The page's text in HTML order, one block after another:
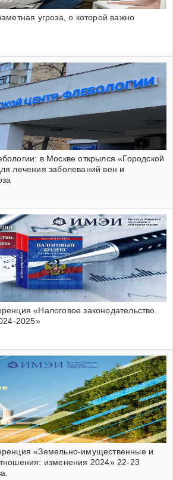
угроза, о которой важно
в Москве открылся «Городской
лечения заболеваний вен и
«Налоговое законодательство.
2025»
«Земельно-имущественные и
изменения 2024» 22-23